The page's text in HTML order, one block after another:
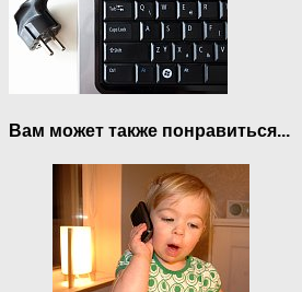
Вам может также понравиться...